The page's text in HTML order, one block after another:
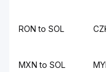
RON to SOL
MXN to SOL